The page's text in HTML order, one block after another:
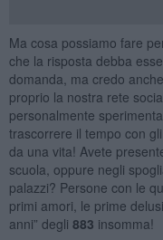
Ma cosa possiamo fare
che la risposta debba
domanda, ma credo
proprio la nostra rete
personalmente
trascorrere il tempo con
da una vita! Avete
scuola, oppure negli
palazzi? Persone con le
primi amori, le prime
anni” degli 883 insomma!